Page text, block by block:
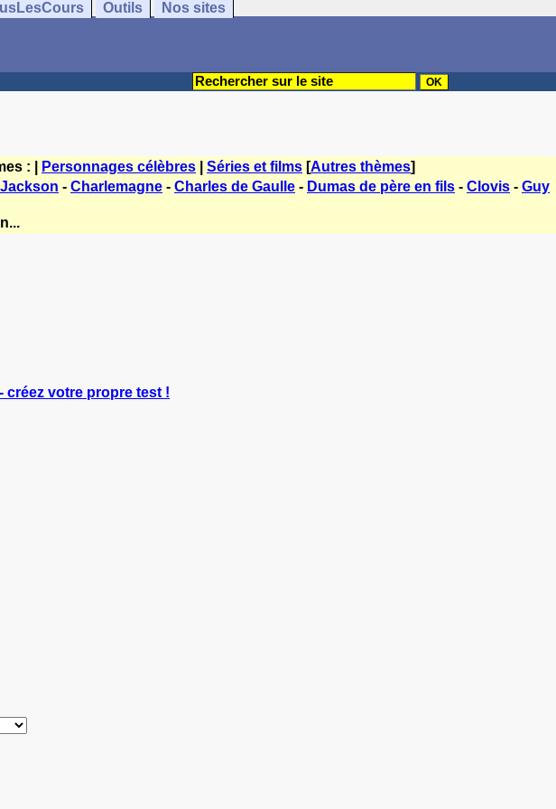
Outils Nos sites
: | Personnages célèbres Séries et films [Autres thèmes]
- Charlemagne - Charles de Gaulle - Dumas de père en fils - Clovis - Guy
créez votre propre test !